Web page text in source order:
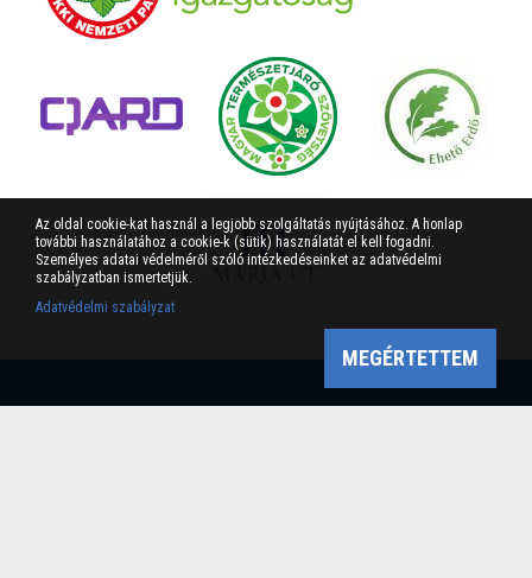
Az oldal cookie-kat használ a legjobb szolgáltatás nyújtásához. A honlap
további használatához a cookie-k (sütik) használatát el kell fogadni.
Személyes adatai védelméről szóló intézkedéseinket az adatvédelmi
szabályzatban ismertetjük.
Adatvédelmi szabályzat
MEGÉRTETTEM